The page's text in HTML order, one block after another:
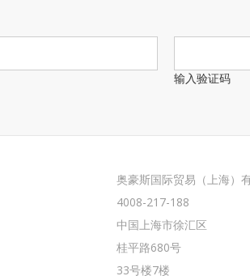
输入验证码
奥豪斯国际贸易（上海）
4008-217-188
中国上海市徐汇区
桂平路680号
33号楼7楼